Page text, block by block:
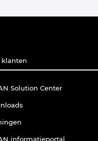
klanten
Solution Center
informatieportal